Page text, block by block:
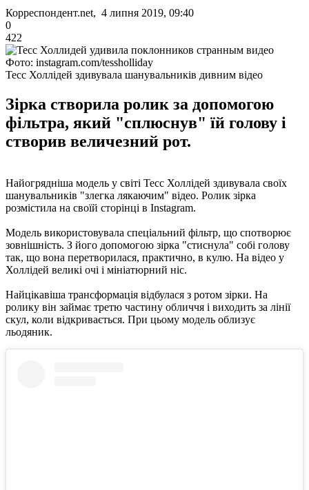
Корреспондент.net, 4 липня 2019, 09:40
0
422
Фото: instagram.com/tessholliday
Тесс Холлідей здивувала шанувальників дивним відео
Зірка створила ролик за допомогою
фільтра, який "сплюснув" їй голову і
створив величезний рот.
Найогрядніша модель у світі Тесс Холлідей здивувала своїх
шанувальників "злегка лякаючим" відео. Ролик зірка
розмістила на своїй сторінці в Instagram.
Модель використовувала спеціальний фільтр, що спотворює
зовнішність. З його допомогою зірка "стиснула" собі голову
так, що вона перетворилася, практично, в кулю. На відео у
Холлідей великі очі і мініатюрний ніс.
Найцікавіша трансформація відбулася з ротом зірки. На
ролику він займає третю частину обличчя і виходить за лінії
скул, коли відкривається. При цьому модель облизує
льодяник.